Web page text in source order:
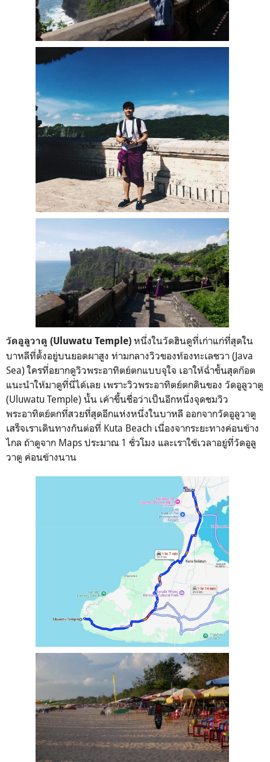
วัดอูลูวาตู (Uluwatu Temple) หนึ่งในวัดฮินดูที่เก่าแก่ที่สุดใน
บาหลีที่ตั้งอยู่บนยอดผาสูง ท่ามกลางวิวของท้องทะเลชวา (Java
Sea) ใครที่อยากดูวิวพระอาทิตย์ตกแบบจุใจ เอาให้ฉ่ำขั้นสุดก๊อต
แนะนำให้มาดูที่นี่ได้เลย เพราะวิวพระอาทิตย์ตกดินของ วัดอูลูวาตู
(Uluwatu Temple) นั้น เค้าขึ้นชื่อว่าเป็นอีกหนึ่งจุดชมวิว
พระอาทิตย์ตกที่สวยที่สุดอีกแห่งหนึ่งในบาหลี ออกจากวัดอูลูวาตู
เสร็จเราเดินทางกันต่อที่ Kuta Beach เนื่องจากระยะทางค่อนข้าง
ไกล ถ้าดูจาก Maps ประมาณ 1 ชั่วโมง และเราใช้เวลาอยู่ที่วัดอูลู
วาตู ค่อนข้างนาน